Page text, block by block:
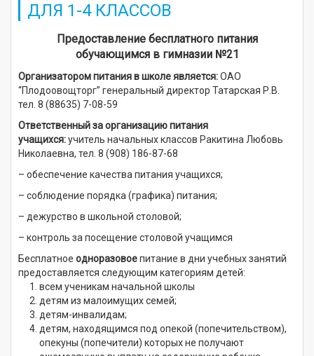
ДЛЯ 1-4 КЛАССОВ
Предоставление бесплатного питания
обучающимся в гимназии №21
Организатором питания в школе является:ОАО
“Плодоовощторг” генеральный директор Татарская Р.В.
тел. 8 (88635) 7-08-59
Ответственный за организацию питания
учащихся:учитель начальных классов Ракитина Любовь
Николаевна, тел. 8 (908) 186-87-68
– обеспечение качества питания учащихся;
– соблюдение порядка (графика) питания;
– дежурство в школьной столовой;
– контроль за посещение столовой учащимся
Бесплатное одноразовоепитание в дни учебных занятий
предоставляется следующим категориям детей:
всем ученикам начальной школы
детям из малоимущих семей;
детям-инвалидам;
детям, находящимся под опекой (попечительством),
опекуны (попечители) которых не получают